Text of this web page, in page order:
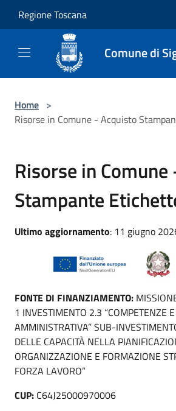
Regione Toscana
Comune di
Home >
Risorse in Comune - Acquisto
Risorse in
Stampante
Ultimo aggiornamento: 11 giugno
FONTE DI FINANZIAMENTO:
1 INVESTIMENTO 2.3 “COMPETENZE
AMMINISTRATIVA” SUB-
DELLE CAPACITÀ NELLA
ORGANIZZAZIONE E FORMAZIONE
FORZA LAVORO”
CUP: C64J25000970006